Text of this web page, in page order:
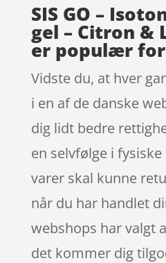
SIS GO –
gel – Citron &
er populær
Vidste du, at hver
i en af de danske
dig lidt bedre
en selvfølge i
varer skal kunne
når du har handlet
webshops har valgt
det kommer dig